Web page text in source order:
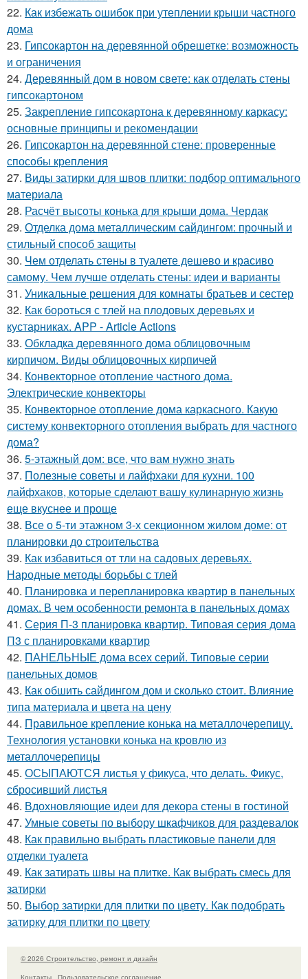
22. Как избежать ошибок при утеплении крыши частного
дома
23. Гипсокартон на деревянной обрешетке: возможность
и ограничения
24. Деревянный дом в новом свете: как отделать стены
гипсокартоном
25. Закрепление гипсокартона к деревянному каркасу:
основные принципы и рекомендации
26. Гипсокартон на деревянной стене: проверенные
способы крепления
27. Виды затирки для швов плитки: подбор оптимального
материала
28. Расчёт высоты конька для крыши дома. Чердак
29. Отделка дома металлическим сайдингом: прочный и
стильный способ защиты
30. Чем отделать стены в туалете дешево и красиво
самому. Чем лучше отделать стены: идеи и варианты
31. Уникальные решения для комнаты братьев и сестер
32. Как бороться с тлей на плодовых деревьях и
кустарниках. APP - Article Actions
33. Обкладка деревянного дома облицовочным
кирпичом. Виды облицовочных кирпичей
34. Конвекторное отопление частного дома.
Электрические конвекторы
35. Конвекторное отопление дома каркасного. Какую
систему конвекторного отопления выбрать для частного
дома?
36. 5-этажный дом: все, что вам нужно знать
37. Полезные советы и лайфхаки для кухни. 100
лайфхаков, которые сделают вашу кулинарную жизнь
еще вкуснее и проще
38. Все о 5-ти этажном 3-х секционном жилом доме: от
планировки до строительства
39. Как избавиться от тли на садовых деревьях.
Народные методы борьбы с тлей
40. Планировка и перепланировка квартир в панельных
домах. В чем особенности ремонта в панельных домах
41. Серия П-3 планировка квартир. Типовая серия дома
П3 с планировками квартир
42. ПАНЕЛЬНЫЕ дома всех серий. Типовые серии
панельных домов
43. Как обшить сайдингом дом и сколько стоит. Влияние
типа материала и цвета на цену
44. Правильное крепление конька на металлочерепицу.
Технология установки конька на кровлю из
металлочерепицы
45. ОСЫПАЮТСЯ листья у фикуса, что делать. Фикус,
сбросивший листья
46. Вдохновляющие идеи для декора стены в гостиной
47. Умные советы по выбору шкафчиков для раздевалок
48. Как правильно выбрать пластиковые панели для
отделки туалета
49. Как затирать швы на плитке. Как выбрать смесь для
затирки
50. Выбор затирки для плитки по цвету. Как подобрать
затирку для плитки по цвету
© 2026 Строительство, ремонт и дизайн
Контакты
Пользовательское соглашение